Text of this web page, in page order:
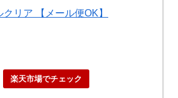
リア 【メール便OK】
楽天市場でチェック